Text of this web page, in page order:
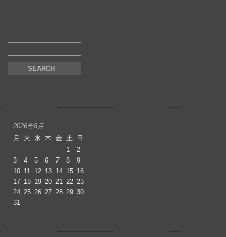
2026年8月
月
火 水 木 金 土
日
1
2
3
4 5 6 7 8
9
10 11 12 13 14 15 16
17 18 19 20 21 22 23
24 25 26 27 28 29 30
31